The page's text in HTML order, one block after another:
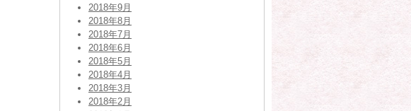
2018年9月
2018年8月
2018年7月
2018年6月
2018年5月
2018年4月
2018年3月
2018年2月